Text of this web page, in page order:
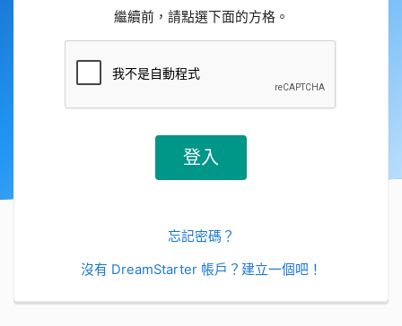
繼續前，請點選下面的方格。
忘記密碼？
沒有 DreamStarter 帳戶？建立一個吧！